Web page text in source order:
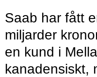
Saab har fått
miljarder
en kund i
kanadensiskt,